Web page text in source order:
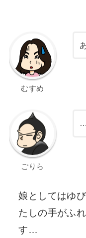
むすめ
ごりら
娘としてはゆ
たしの手がふ
す…